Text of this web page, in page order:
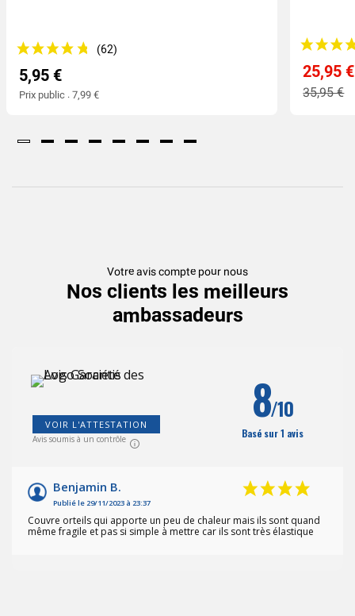
5,95 €
Prix public : 7,99 €
(62)
25,95 €
35,95 €
Votre avis compte pour nous
Nos clients les meilleurs
ambassadeurs
VOIR L'ATTESTATION
Avis soumis à un contrôle
8/10
Basé sur 1 avis
Benjamin B.
Publié le 29/11/2023 à 23:37
Couvre orteils qui apporte un peu de chaleur mais ils sont quand
même fragile et pas si simple à mettre car ils sont très élastique